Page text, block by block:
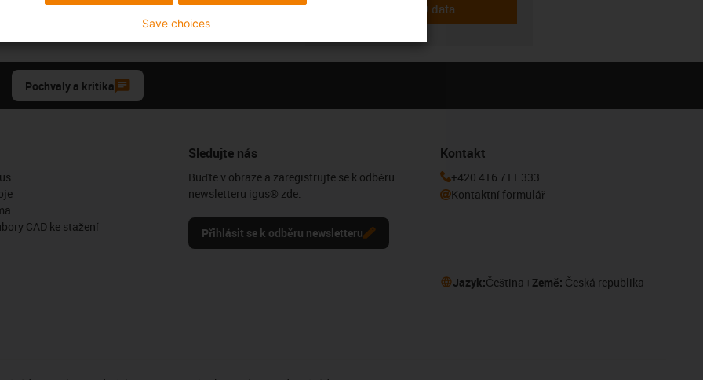
igus-icon-cad-dateien
Stáhnout CAD data
Pochvaly a kritika
CAD ke stažení
Sledujte nás
Buďte v obraze a zaregistrujte se k odběru
newsletteru igus® zde.
Přihlásit se k odběru newsletteru
Kontakt
+420 416 711 333
Kontaktní formulář
Jazyk:Čeština Země: Česká republika
Save choices